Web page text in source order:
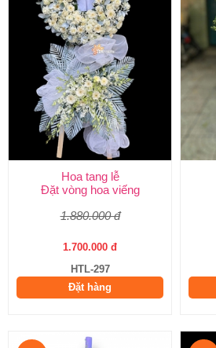
Hoa tang lễ
Đặt vòng hoa viếng
1.880.000 đ
1.700.000 đ
HTL-297
Đặt hàng